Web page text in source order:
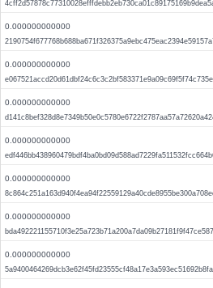
0.000000000000
0.000000000000
0.000000000000
0.000000000000
0.000000000000
0.000000000000
0.000000000000